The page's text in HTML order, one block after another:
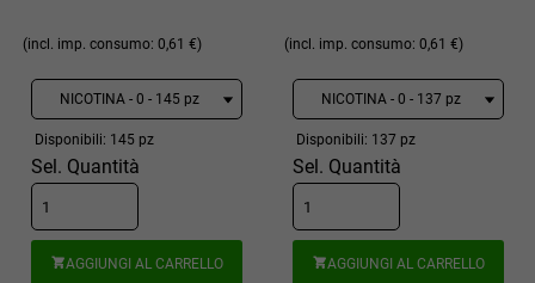
(incl. imp. consumo: 0,61 €)
Disponibili: 145 pz
Sel. Quantità
AGGIUNGI AL CARRELLO
(incl. imp. consumo: 0,61 €)
Disponibili: 137 pz
Sel. Quantità
AGGIUNGI AL CARRELLO